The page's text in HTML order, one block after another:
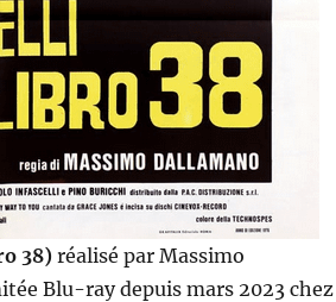
38)réalisé par Massimo
Blu-ray depuis mars 2023 chez